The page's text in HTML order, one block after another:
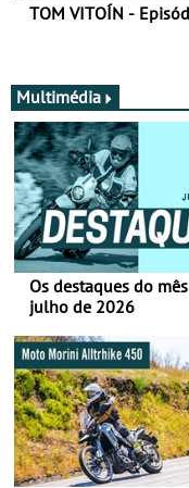
TOM VITOÍN -
Multimédia
Os destaques do
julho de 2026